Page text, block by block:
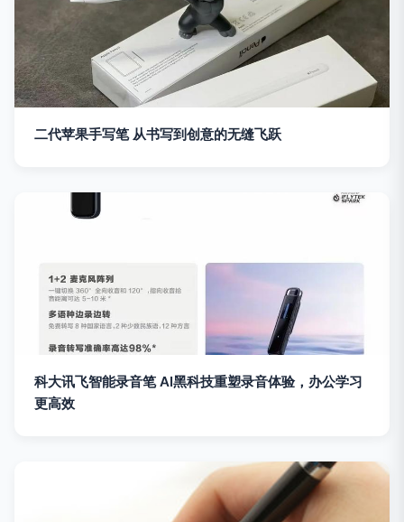
二代苹果手写笔 从书写到创意的无缝飞跃
科大讯飞智能录音笔 AI黑科技重塑录音体验，办公学习
更高效